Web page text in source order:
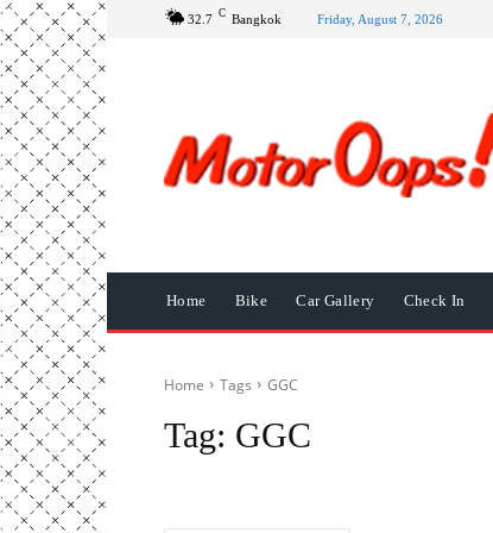
32.7 C Bangkok Friday, August 7, 2026
Home Bike Car Gallery Check In
Home Tags GGC
Tag: GGC